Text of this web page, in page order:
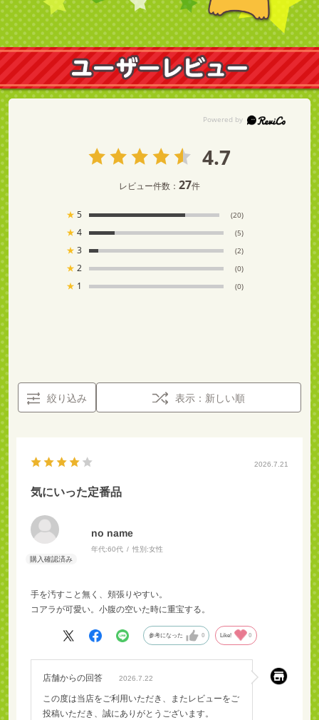
4.7
レビュー件数： 27件
★ 5 (20)
★ 4 (5)
★ 3 (2)
★ 2 (0)
★ 1 (0)
絞り込み 表示：新しい順
2026.7.21
気にいった定番品
no name
年代:60代 性別:女性
手を汚すこと無く、頬張りやすい。
コアラが可愛い。小腹の空いた時に重宝する。
参考になった 0 Like! 0
店舗からの回答 2026.7.22
この度は当店をご利用いただき、またレビューをご
投稿いただき、誠にありがとうございます。